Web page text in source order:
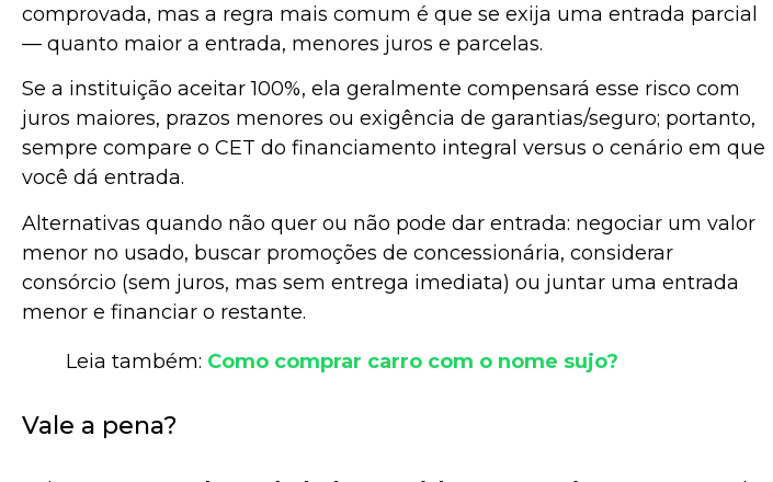
comprovada, mas a regra mais comum é que se exija uma entrada parcial
— quanto maior a entrada, menores juros e parcelas.
Se a instituição aceitar 100%, ela geralmente compensará esse risco com
juros maiores, prazos menores ou exigência de garantias/seguro; portanto,
sempre compare o CET do financiamento integral versus o cenário em que
você dá entrada.
Alternativas quando não quer ou não pode dar entrada: negociar um valor
menor no usado, buscar promoções de concessionária, considerar
consórcio (sem juros, mas sem entrega imediata) ou juntar uma entrada
menor e financiar o restante.
Leia também: Como comprar carro com o nome sujo?
Vale a pena?